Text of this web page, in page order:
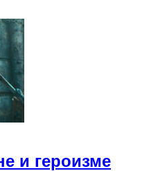
и героизме